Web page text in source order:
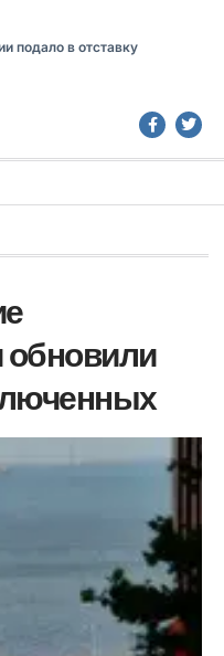
подало в отставку
обновили